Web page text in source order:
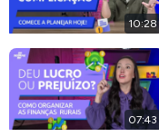
10:28
07:43